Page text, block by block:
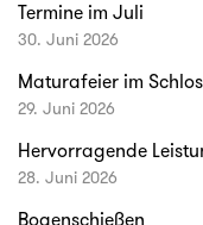
Termine im Juli
30. Juni 2026
Maturafeier im
29. Juni 2026
Hervorragende
28. Juni 2026